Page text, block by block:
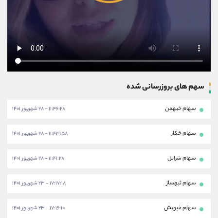
سهم های بروزرسانی شده
سهام خبهمن ۱۱:۴۶:۲۸ - ۲۸ شهریور ۱۴۰۱
سهام خکار ۱۱:۴۳:۵۸ - ۲۸ شهریور ۱۴۰۱
سهام شرانل ۱۱:۴۱:۲۸ - ۲۸ شهریور ۱۴۰۱
سهام ثبهساز ۱۷:۱۷:۱۸ - ۲۳ شهریور ۱۴۰۱
سهام خپویش ۱۷:۱۶:۱۰ - ۲۳ شهریور ۱۴۰۱